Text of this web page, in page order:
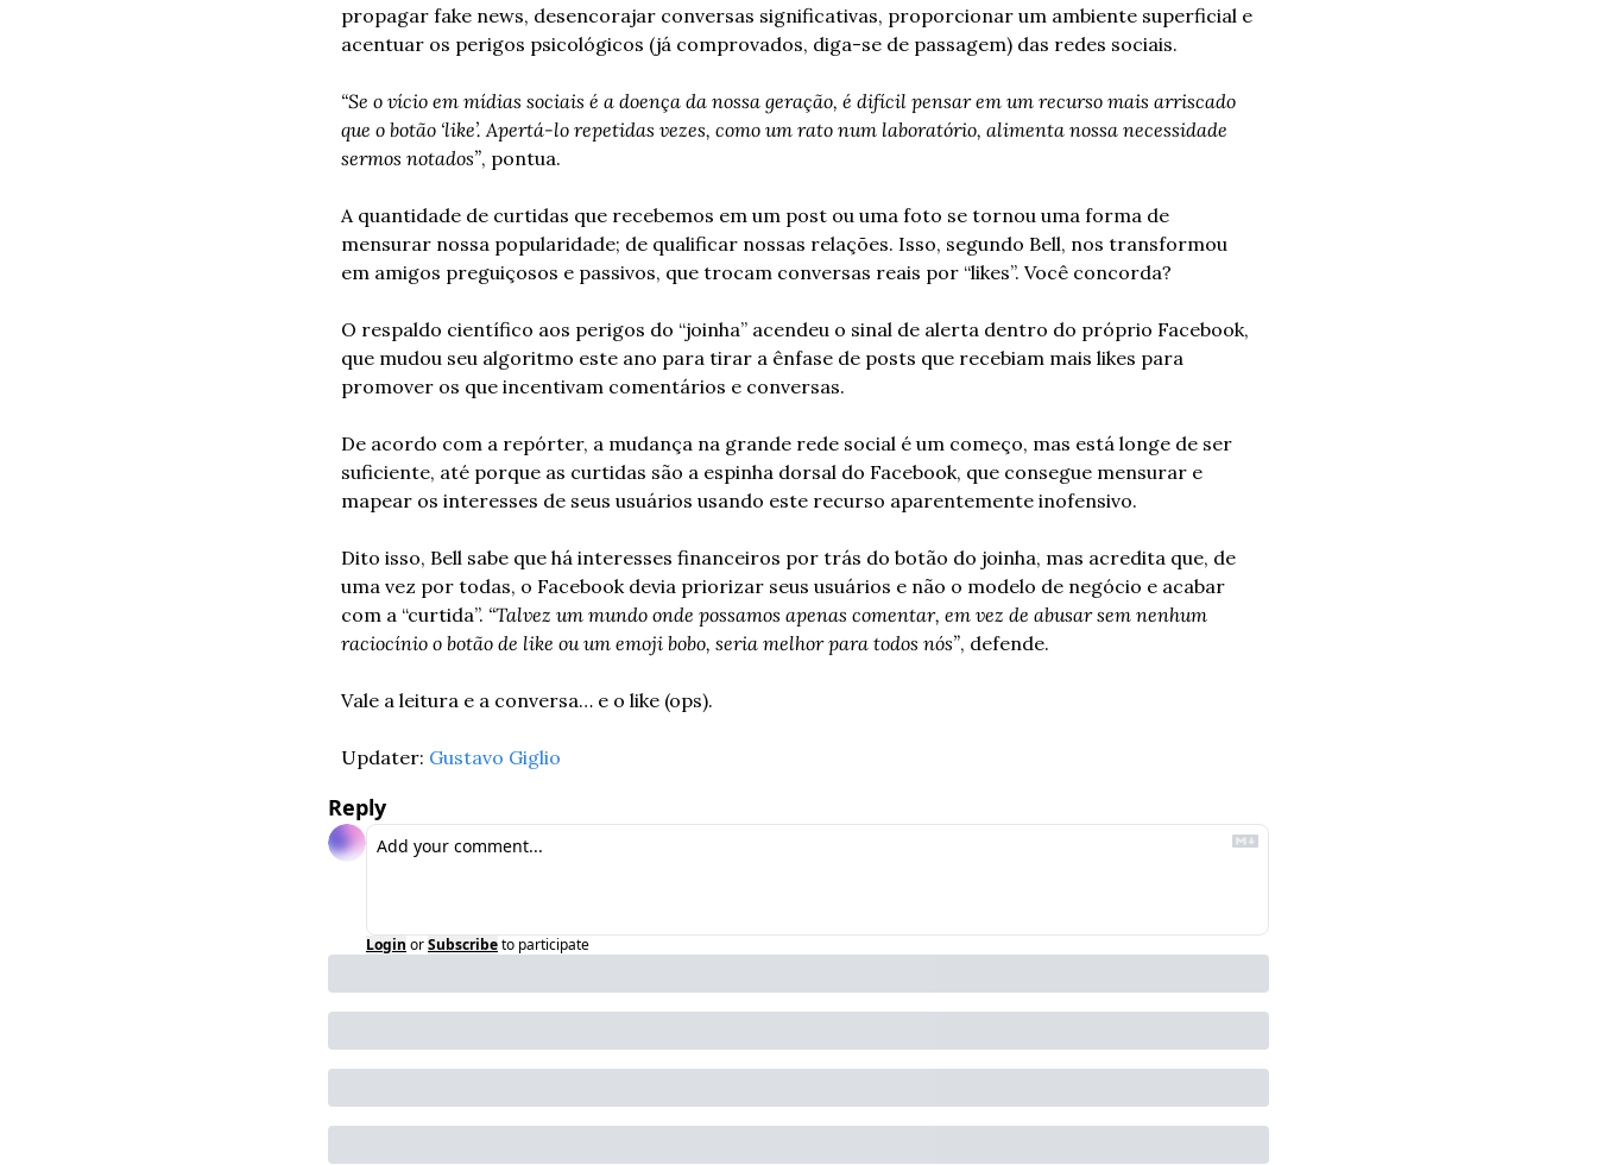
propagar fake news, desencorajar conversas significativas, proporcionar um ambiente superficial e
acentuar os perigos psicológicos (já comprovados, diga-se de passagem) das redes sociais.
“Se o vício em mídias sociais é a doença da nossa geração, é difícil pensar em um recurso mais arriscado
que o botão ‘like’. Apertá-lo repetidas vezes, como um rato num laboratório, alimenta nossa necessidade
sermos notados”, pontua.
A quantidade de curtidas que recebemos em um post ou uma foto se tornou uma forma de
mensurar nossa popularidade; de qualificar nossas relações. Isso, segundo Bell, nos transformou
em amigos preguiçosos e passivos, que trocam conversas reais por “likes”. Você concorda?
O respaldo científico aos perigos do “joinha” acendeu o sinal de alerta dentro do próprio Facebook,
que mudou seu algoritmo este ano para tirar a ênfase de posts que recebiam mais likes para
promover os que incentivam comentários e conversas.
De acordo com a repórter, a mudança na grande rede social é um começo, mas está longe de ser
suficiente, até porque as curtidas são a espinha dorsal do Facebook, que consegue mensurar e
mapear os interesses de seus usuários usando este recurso aparentemente inofensivo.
Dito isso, Bell sabe que há interesses financeiros por trás do botão do joinha, mas acredita que, de
uma vez por todas, o Facebook devia priorizar seus usuários e não o modelo de negócio e acabar
com a “curtida”. “Talvez um mundo onde possamos apenas comentar, em vez de abusar sem nenhum
raciocínio o botão de like ou um emoji bobo, seria melhor para todos nós”, defende.
Vale a leitura e a conversa… e o like (ops).
Updater: Gustavo Giglio
Reply
Login orSubscribeto participate